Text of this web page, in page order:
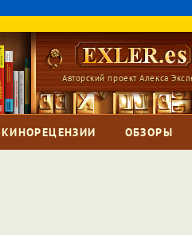
Авторский проект Алекса
КИНОРЕЦЕНЗИИ ОБЗОРЫ